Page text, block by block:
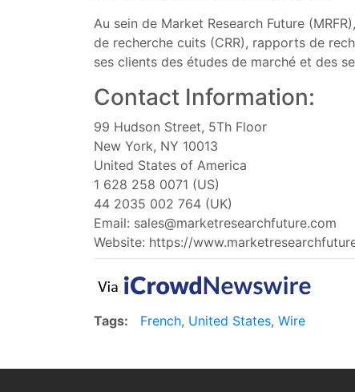
Au sein de Market Research Future
de recherche cuits (CRR), rapports de
ses clients des études de marché et des
Contact Information:
99 Hudson Street, 5Th Floor
New York, NY 10013
United States of America
1 628 258 0071 (US)
44 2035 002 764 (UK)
Email: sales@marketresearchfuture.com
Website: https://
Tags:
French, United States, Wire